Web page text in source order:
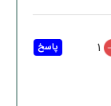
1 پاسخ